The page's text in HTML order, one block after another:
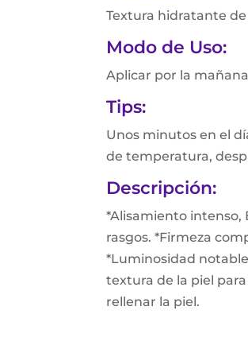
Textura hidratante de
Modo de Uso:
Aplicar por la
Tips:
Unos minutos en el
de temperatura,
Descripción:
*Alisamiento intenso,
rasgos. *Firmeza
*Luminosidad
textura de la piel
rellenar la piel.